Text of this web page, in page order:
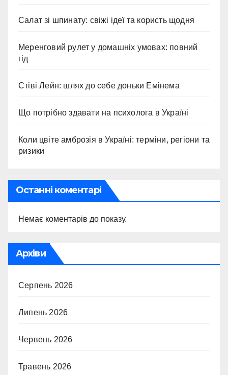
Салат зі шпинату: свіжі ідеї та користь щодня
Меренговий рулет у домашніх умовах: повний
гід
Стіві Лейн: шлях до себе доньки Емінема
Що потрібно здавати на психолога в Україні
Коли цвіте амброзія в Україні: терміни, регіони та
ризики
Останні коментарі
Немає коментарів до показу.
Архіви
Серпень 2026
Липень 2026
Червень 2026
Травень 2026